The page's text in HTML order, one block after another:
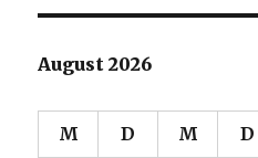
August 2026
M D M D